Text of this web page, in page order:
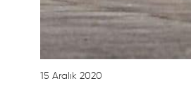
15 Aralık 2020